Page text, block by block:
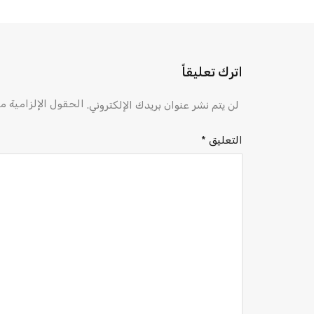
اترك تعليقاً
لن يتم نشر عنوان بريدك الإلكتروني. الحقول الإلزامية
التعليق *